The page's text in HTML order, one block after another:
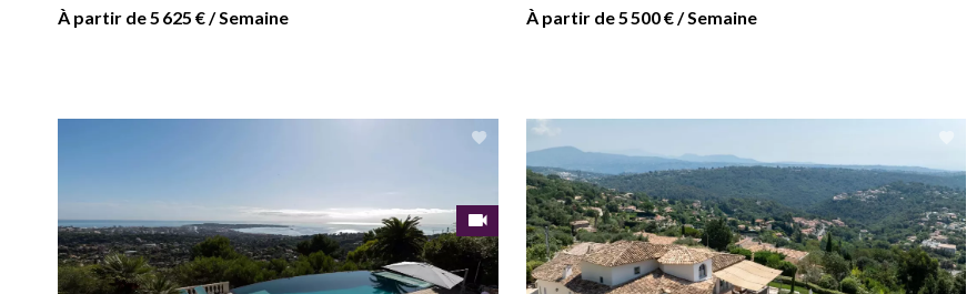
À partir de 5 625 € / Semaine
À partir de 5 500 € / Semaine